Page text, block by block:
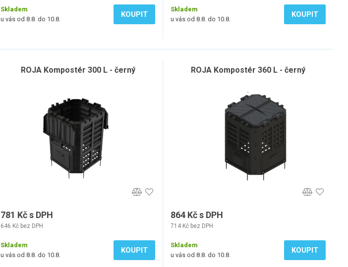
Skladem
u vás od 8.8. do 10.8.
KOUPIT
Skladem
u vás od 8.8. do 10.8.
KOUPIT
ROJA Kompostér 300 L - černý
781 Kč s DPH
646 Kč bez DPH
Skladem
u vás od 8.8. do 10.8.
KOUPIT
ROJA Kompostér 360 L - černý
864 Kč s DPH
714 Kč bez DPH
Skladem
u vás od 8.8. do 10.8.
KOUPIT